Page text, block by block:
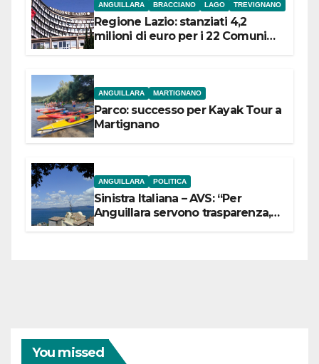
ANGUILLARA BRACCIANO LAGO TREVIGNANO
Regione Lazio: stanziati 4,2
milioni di euro per i 22 Comuni
ANGUILLARA MARTIGNANO
Parco: successo per Kayak Tour a
Martignano
ANGUILLARA POLITICA
Sinistra Italiana – AVS: “Per
Anguillara servono trasparenza,
You missed